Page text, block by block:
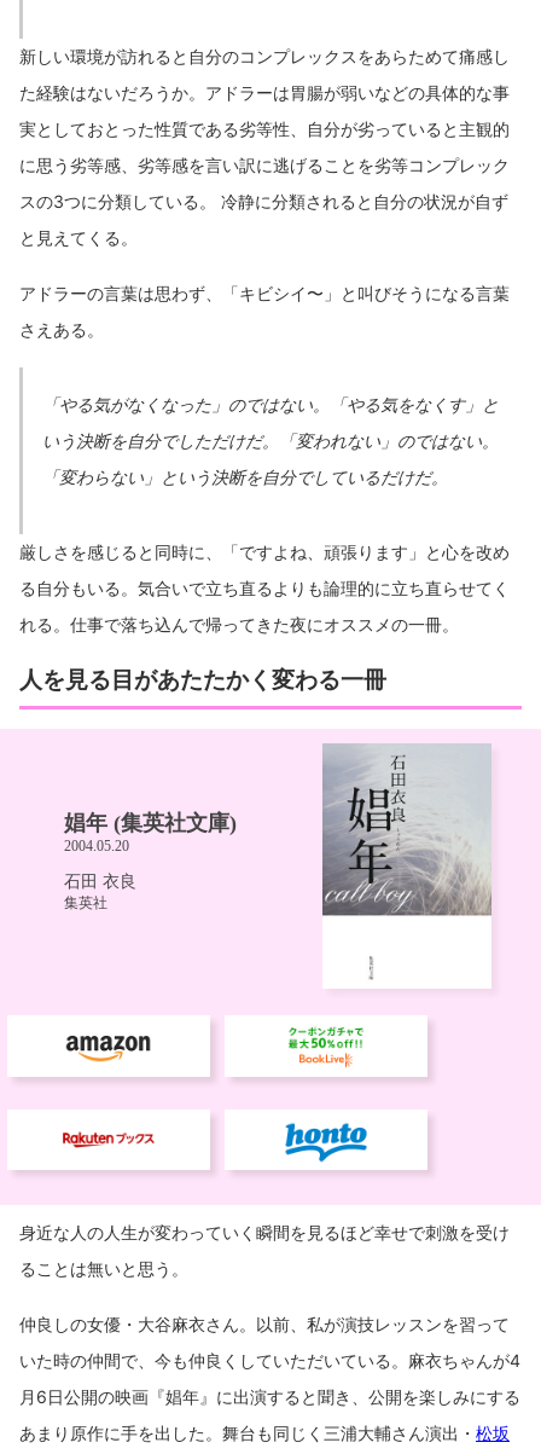
新しい環境が訪れると自分のコンプレックスをあらためて痛感し
た経験はないだろうか。アドラーは胃腸が弱いなどの具体的な事
実としておとった性質である劣等性、自分が劣っていると主観的
に思う劣等感、劣等感を言い訳に逃げることを劣等コンプレック
スの3つに分類している。 冷静に分類されると自分の状況が自ず
と見えてくる。
アドラーの言葉は思わず、「キビシイ〜」と叫びそうになる言葉
さえある。
「やる気がなくなった」のではない。「やる気をなくす」と
いう決断を自分でしただけだ。「変われない」のではない。
「変わらない」という決断を自分でしているだけだ。
厳しさを感じると同時に、「ですよね、頑張ります」と心を改め
る自分もいる。気合いで立ち直るよりも論理的に立ち直らせてく
れる。仕事で落ち込んで帰ってきた夜にオススメの一冊。
人を見る目があたたかく変わる一冊
身近な人の人生が変わっていく瞬間を見るほど幸せで刺激を受け
ることは無いと思う。
仲良しの女優・大谷麻衣さん。以前、私が演技レッスンを習って
いた時の仲間で、今も仲良くしていただいている。麻衣ちゃんが4
月6日公開の映画『娼年』に出演すると聞き、公開を楽しみにする
あまり原作に手を出した。舞台も同じく三浦大輔さん演出・ 松坂